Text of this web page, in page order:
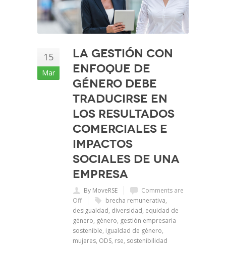
15
Mar
La gestión con
enfoque de
Género debe
traducirse en
los resultados
comerciales e
impactos
sociales de una
empresa
By MoveRSE
Comments are
Off
brecha remunerativa,
desigualdad, diversidad, equidad de
género, género, gestión empresaria
sostenible, igualdad de género,
mujeres, ODS, rse, sostenibilidad